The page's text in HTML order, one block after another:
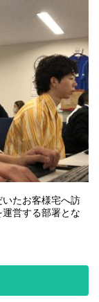
だと思います。
を言われた通り
スを形にする風
ト部門です。
」とか、サービス
スを拡大していき
とができ、自分
ニケーションを
ができます。
加に関わる業務
、査定経験のな
サポートを受け
本人の適性や意
設定し目指してい
長→課長
ヤー
品等の査定業
品等の査定資料
たお客様宅へ訪
営する部署とな
重要となってい
ンラインでサポー